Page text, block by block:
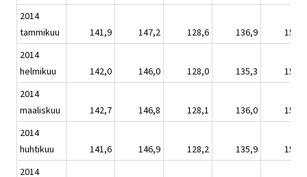
2014
tammikuu
141,9 147,2 128,6 136,9
152,8
2014
helmikuu
142,0 146,0 128,0 135,3
152,9
2014
maaliskuu
142,7 146,8 128,1 136,0
153,6
2014
huhtikuu
141,6 146,9 128,2 135,9
152,4
2014